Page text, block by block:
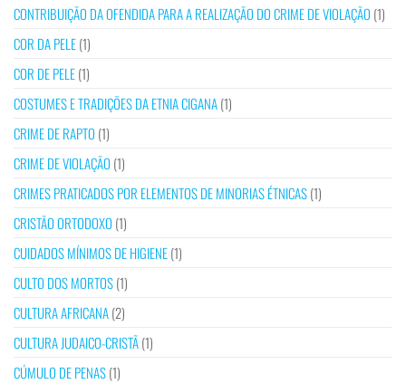
CONTRIBUIÇÃO DA OFENDIDA PARA A REALIZAÇÃO DO CRIME DE VIOLAÇÃO (1)
COR DA PELE(1)
COR DE PELE(1)
COSTUMES E TRADIÇÕES DA ETNIA CIGANA(1)
CRIME DE RAPTO (1)
CRIME DE VIOLAÇÃO (1)
CRIMES PRATICADOS POR ELEMENTOS DE MINORIAS ÉTNICAS(1)
CRISTÃO ORTODOXO (1)
CUIDADOS MÍNIMOS DE HIGIENE(1)
CULTO DOS MORTOS(1)
CULTURA AFRICANA(2)
CULTURA JUDAICO-CRISTÃ(1)
CÚMULO DE PENAS(1)